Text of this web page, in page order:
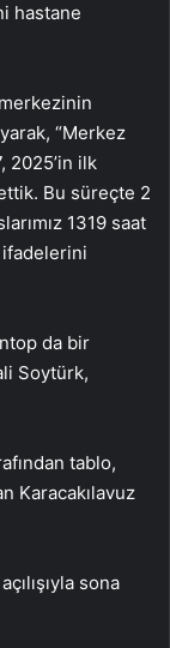
hastane
“Merkez
2025’in ilk
Bu süreçte 2
1319 saat
ifadelerini
da bir
Soytürk,
tablo,
Karacakılavuz
sona